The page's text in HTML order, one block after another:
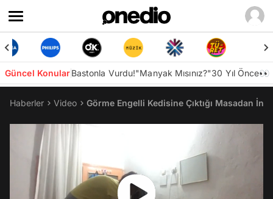
Güncel KonularBastonla Vurdu!"Manyak Mısınız?"30 Yıl Önce👀
Haberler Video Görme Engelli Kedisine Çıktığı Masadan